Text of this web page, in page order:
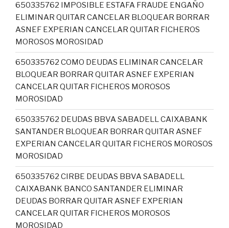
650335762 IMPOSIBLE ESTAFA FRAUDE ENGAÑO
ELIMINAR QUITAR CANCELAR BLOQUEAR BORRAR
ASNEF EXPERIAN CANCELAR QUITAR FICHEROS
MOROSOS MOROSIDAD
650335762 COMO DEUDAS ELIMINAR CANCELAR
BLOQUEAR BORRAR QUITAR ASNEF EXPERIAN
CANCELAR QUITAR FICHEROS MOROSOS
MOROSIDAD
650335762 DEUDAS BBVA SABADELL CAIXABANK
SANTANDER BLOQUEAR BORRAR QUITAR ASNEF
EXPERIAN CANCELAR QUITAR FICHEROS MOROSOS
MOROSIDAD
650335762 CIRBE DEUDAS BBVA SABADELL
CAIXABANK BANCO SANTANDER ELIMINAR
DEUDAS BORRAR QUITAR ASNEF EXPERIAN
CANCELAR QUITAR FICHEROS MOROSOS
MOROSIDAD